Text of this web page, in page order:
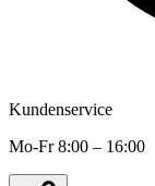
Kundenservice
Mo-Fr 8:00 – 16:00